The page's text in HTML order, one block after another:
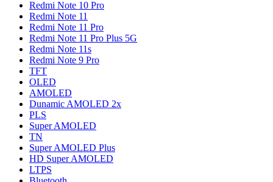
Redmi Note 10 Pro
Redmi Note 11
Redmi Note 11 Pro
Redmi Note 11 Pro Plus 5G
Redmi Note 11s
Redmi Note 9 Pro
TFT
OLED
AMOLED
Dunamic AMOLED 2x
PLS
Super AMOLED
TN
Super AMOLED Plus
HD Super AMOLED
LTPS